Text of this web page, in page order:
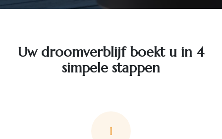
Uw droomverblijf boekt u in 4
simpele stappen
1